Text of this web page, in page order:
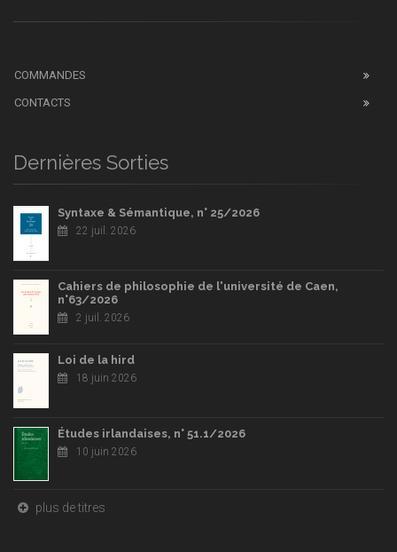
COMMANDES
CONTACTS
Dernières Sorties
Syntaxe & Sémantique, n° 25/2026
22 juil. 2026
Cahiers de philosophie de l'université de Caen,
n°63/2026
2 juil. 2026
Loi de la hird
18 juin 2026
Études irlandaises, n° 51.1/2026
10 juin 2026
plus de titres